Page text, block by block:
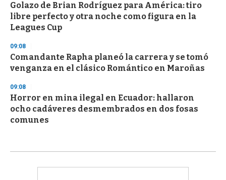
Golazo de Brian Rodríguez para América: tiro
libre perfecto y otra noche como figura en la
Leagues Cup
09:08
Comandante Rapha planeó la carrera y se tomó
venganza en el clásico Romántico en Maroñas
09:08
Horror en mina ilegal en Ecuador: hallaron
ocho cadáveres desmembrados en dos fosas
comunes